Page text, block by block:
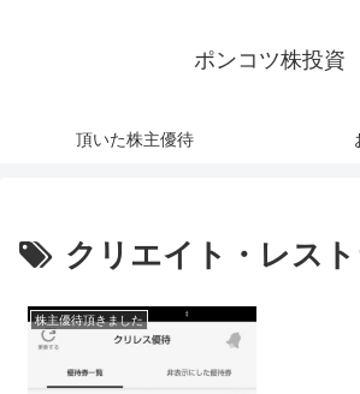
ポンコツ株投資
頂いた株主優待
クリエイト・レス
株主優待頂きました